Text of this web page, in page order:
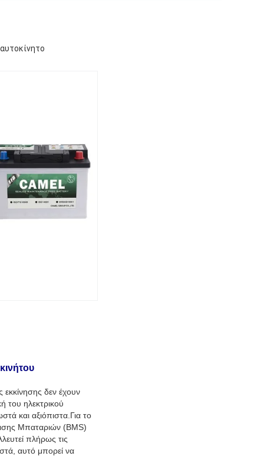
εκκίνησης δεν έχουν
του ηλεκτρικού
και αξιόπιστα.Για το
Μπαταριών (BMS)
πλήρως τις
αυτό μπορεί να